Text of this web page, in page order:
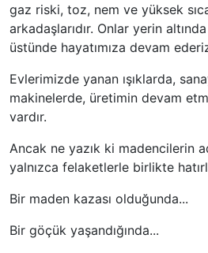
gaz riski, toz, nem ve yüksek
arkadaşlarıdır. Onlar yerin
üstünde hayatımıza devam
Evlerimizde yanan ışıklarda,
makinelerde, üretimin devam
vardır.
Ancak ne yazık ki madencilerin
yalnızca felaketlerle birlikte
Bir maden kazası olduğunda...
Bir göçük yaşandığında...